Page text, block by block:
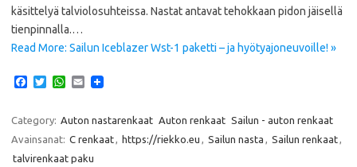
käsittelyä talviolosuhteissa. Nastat antavat tehokkaan pidon jäisellä
tienpinnalla.…
Read More: Sailun Iceblazer Wst-1 paketti – ja hyötyajoneuvoille! »
e
b
o
o
T
t
e
r
W
t
s
A
p
E
i
Category: Auton nastarenkaat Auton renkaat Sailun - auton renkaat
Avainsanat: C renkaat https://riekko.eu Sailun nasta Sailun renkaat
talvirenkaat paku